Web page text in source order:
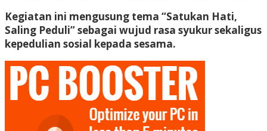
Kegiatan ini mengusung tema “Satukan Hati,
Saling Peduli” sebagai wujud rasa syukur sekaligus
kepedulian sosial kepada sesama.